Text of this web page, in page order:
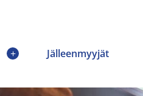
Jälleenmyyjät